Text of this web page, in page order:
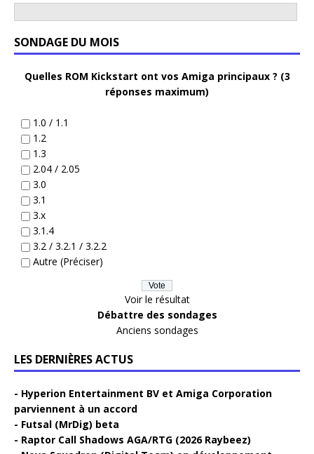
SONDAGE DU MOIS
Quelles ROM Kickstart ont vos Amiga principaux ? (3
réponses maximum)
1.0 / 1.1
1.2
1.3
2.04 / 2.05
3.0
3.1
3.x
3.1.4
3.2 / 3.2.1 / 3.2.2
Autre (Préciser)
Voir le résultat
Débattre des sondages
Anciens sondages
LES DERNIÈRES ACTUS
Hyperion Entertainment BV et Amiga Corporation
parviennent à un accord
Futsal (MrDig) beta
Raptor Call Shadows AGA/RTG (2026 Raybeez)